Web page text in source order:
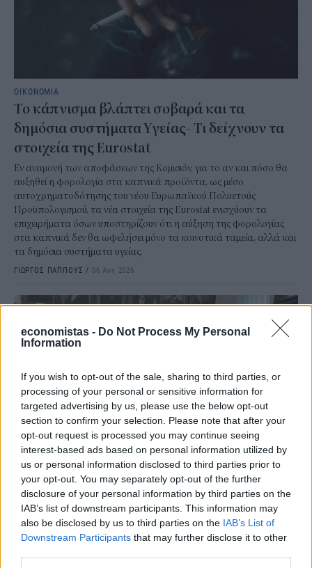
economistas - Do Not Process My Personal
Information
If you wish to opt-out of the sale, sharing to third parties, or
processing of your personal or sensitive information for
targeted advertising by us, please use the below opt-out
section to confirm your selection. Please note that after your
opt-out request is processed you may continue seeing
interest-based ads based on personal information utilized by
us or personal information disclosed to third parties prior to
your opt-out. You may separately opt-out of the further
disclosure of your personal information by third parties on the
IAB’s list of downstream participants. This information may
also be disclosed by us to third parties on the IAB’s List of
Downstream Participants that may further disclose it to other
ΟΙΚΟΝΟΜΙΑ
Το κάπνισμα βλάπτει σοβαρά και τα
δημόσια συστήματα Υγείας- Τι δείχνουν τα
στοιχεία της Eurostat
Εν αναμονή των αποφάσεων της Κομισιόν, για το αν και πόσο θα
αυξηθεί η φορολογία στα καπνικά προϊόντα, ως μέσο
αυτοχρηματοδότησης του νέου Ευρωπαϊκού Πολυετούς
Προϋπολογισμού, τα νέα στοιχεία της Eurostat ενισχύουν τα
επιχειρήματα όσων υποστηρίζουν ότι η αύξηση της φορολογίας
στα καπνικά δεν θα ωφελήσει μόνο τα κοινοτικά ταμεία, αλλά και
τα δημόσια συστήματα υγείας.
ΓΙΩΡΓΟΣ ΠΑΠΠΟΥΣ / 06 Αυγ 2026
ΟΙΚΟΝΟΜΙΑ
Οι 10 προτάσεις του Εμπορικού Συλλόγου
Αθηνών για τις ΜμΕ
Με τον Υφυπουργό Εθνικής Οικονομίας και Οικονομικών, Δημήτρη
Μαρκόπουλο, συναντήθηκε το Διοικητικό Συμβούλιο του